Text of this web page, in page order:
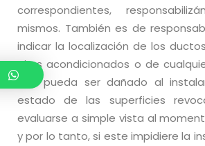
correspondientes,
mismos. También es de
indicar la localización de los
aires acondicionados o de
que pueda ser dañado al
estado de las superficies
evaluarse a simple vista al
y por lo tanto, si este impidiere la